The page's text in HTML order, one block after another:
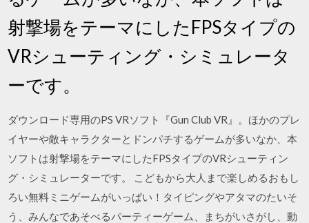
射撃場をテーマにしたFPSタイプの
VRシューティング・シミュレータ
ーです。
ダウンロード専用のPS VRソフト『Gun Club VR』。ほかのプレ
イヤーや敵キャラクターとドンパチするゲームが多いなか、本
ソフトは射撃場をテーマにしたFPSタイプのVRシューティン
グ・シミュレーターです。 こどもから大人まで楽しめるおもし
ろい無料ミニゲームがいっぱい！タイピングやアタマのたいそ
う、みんなであそべるパーティーゲーム、まちがいさがし、動